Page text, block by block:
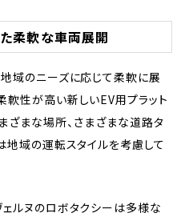
柔軟な車両展開
域のニーズに応じて柔軟に展
性が高い新しいEV用プラット
ざまな場所、さまざまな道路タ
地域の運転スタイルを考慮して
ルヌのロボタクシーは多様な